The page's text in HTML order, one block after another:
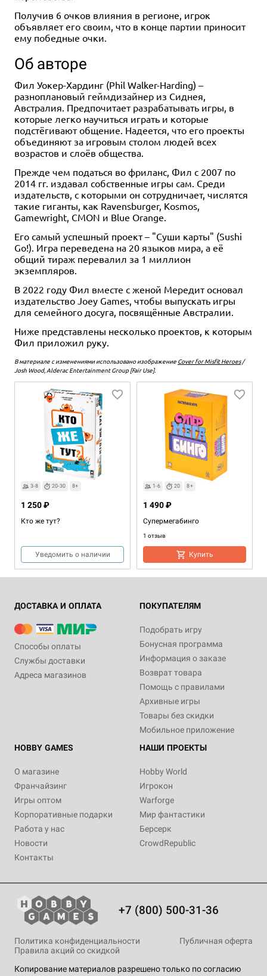
Получив 6 очков влияния в регионе, игрок
объявляет его своим, что в конце партии приносит
ему победные очки.
Об авторе
Фил Уокер-Хардинг (Phil Walker-Harding) –
разноплановый геймдизайнер из Сиднея,
Австралия. Предпочитает разрабатывать игры, в
которые легко научиться играть и которые
подстёгивают общение. Надеется, что его проекты
объединяют за игровым столом людей всех
возрастов и слоёв общества.
Прежде чем податься во фриланс, Фил с 2007 по
2014 гг. издавал собственные игры сам. Среди
издательств, с которыми он сотрудничает, числятся
такие гиганты, как Ravensburger, Kosmos,
Gamewright, CMON и Blue Orange.
Его самый успешный проект – "Суши карты" (Sushi
Go!). Игра переведена на 20 языков мира, а её
общий тираж перевалил за 1 миллион
экземпляров.
В 2022 году Фил вместе с женой Мередит основал
издательство Joey Games, чтобы выпускать игры
для семейного досуга, посвящённые Австралии.
Ниже представлены несколько проектов, к которым
Фил приложил руку.
В материале с изменениями использовано изображение Cover for Misfit Heroes/
Josh Wood, Alderac Entertainment Group [Fair Use].
3-8 20-30 8+
Кто же тут?
1 250 ₽
Уведомить о наличии
1-6 20 8+
Супермегабинго
1 отзыв
1 490 ₽
Купить
Дополнение 2-5
Купить
2-4 30+ 8+
2 490 ₽
1-4 270+ 16+
Уведомить о наличии
ДОСТАВКА И ОПЛАТА
Способы оплаты
Службы доставки
Адреса магазинов
ПОКУПАТЕЛЯМ
Подобрать игру
Бонусная программа
Информация о заказе
Возврат товара
Помощь с правилами
Архивные игры
Товары без скидки
Мобильное приложение
HOBBY GAMES
О магазине
Франчайзинг
Игры оптом
Корпоративные подарки
Работа у нас
Новости
Контакты
НАШИ ПРОЕКТЫ
Hobby World
Игрокон
Warforge
Мир фантастики
Берсерк
CrowdRepublic
+7 (800) 500-31-36
Копирование материалов разрешено только по согласию
Политика конфиденциальности
Публичная оферта
Правила акций со скидкой